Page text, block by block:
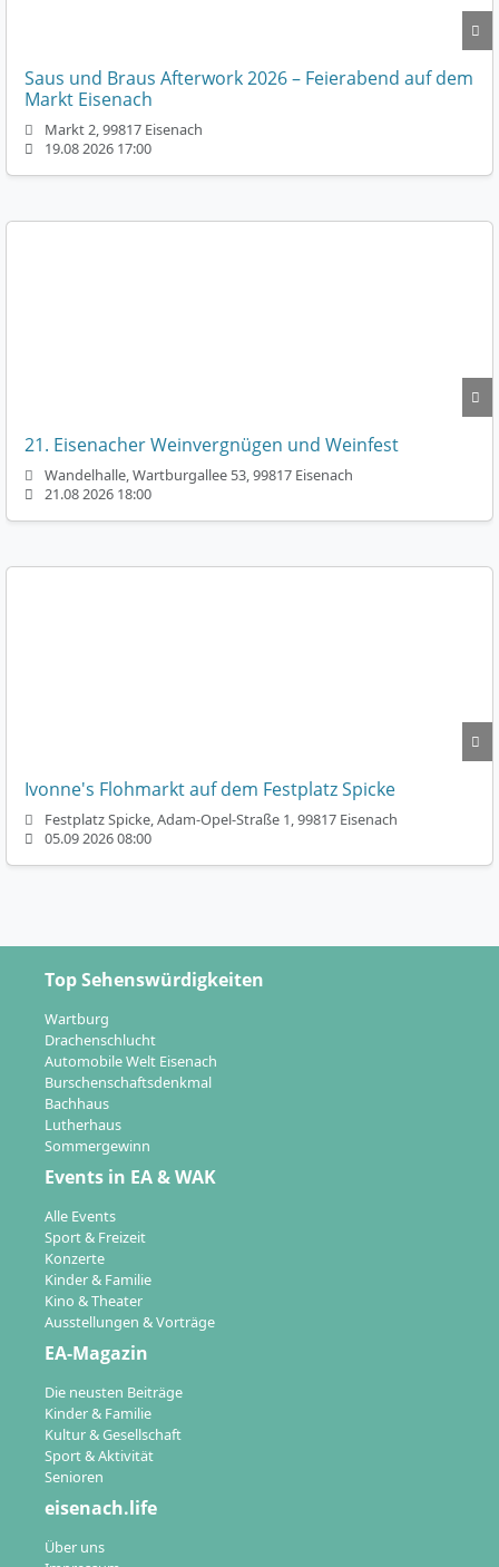
Saus und Braus Afterwork 2026 – Feierabend auf dem
Markt Eisenach
Markt 2, 99817 Eisenach
19.08 2026 17:00
21. Eisenacher Weinvergnügen und Weinfest
Wandelhalle, Wartburgallee 53, 99817 Eisenach
21.08 2026 18:00
Ivonne's Flohmarkt auf dem Festplatz Spicke
Festplatz Spicke, Adam-Opel-Straße 1, 99817 Eisenach
05.09 2026 08:00
Top Sehenswürdigkeiten
Wartburg
Drachenschlucht
Automobile Welt Eisenach
Burschenschaftsdenkmal
Bachhaus
Lutherhaus
Sommergewinn
Events in EA & WAK
Alle Events
Sport & Freizeit
Konzerte
Kinder & Familie
Kino & Theater
Ausstellungen & Vorträge
EA-Magazin
Die neusten Beiträge
Kinder & Familie
Kultur & Gesellschaft
Sport & Aktivität
Senioren
eisenach.life
Über uns